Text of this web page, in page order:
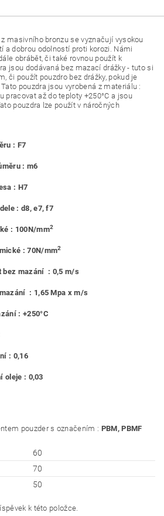
masivního bronzu se vyznačují vysokou
a dobrou odolností proti korozi. Námi
obrábět, či také rovnou použít k
jsou dodávaná bez mazací drážky - tuto si
či použít pouzdro bez drážky, pokud je
pouzdra jsou vyrobená z materiálu :
pracovat až do teploty +250°C a jsou
pouzdra lze použít v náročných
: F7
: m6
: H7
: d8, e7, f7
: 100N/mm2
: 70N/mm2
bez mazání : 0,5 m/s
: 1,65 Mpa x m/s
: +250°C
: 0,16
oleje : 0,03
pouzder s označením : PBM, PBMF
60
70
50
k této položce.